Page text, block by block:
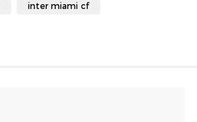
inter miami cf